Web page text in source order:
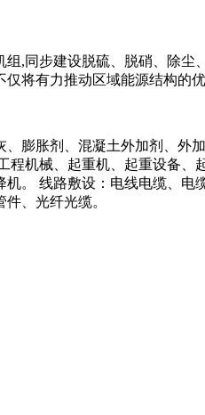
,同步建设脱硫、脱硝、除
将有力推动区域能源结构的
膨胀剂、混凝土外加剂、外
机械、起重机、起重设备
。 线路敷设：电线电缆、
、光纤光缆。